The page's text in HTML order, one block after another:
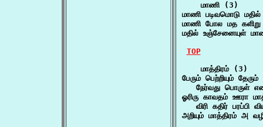
    மாணி (3)
மாணி படிவமொடு
மாணி போல மத
மதில் உஞ்சேனையுள்
TOP
    மாத்திரம் (3)
பேரும் பெற்றியும் தேரும்
நேர்வது பொருள்
ஓரிரு காவதம் ஊரா
விரி கதிர் பரப்பி
அறியும் மாத்திரம் அ